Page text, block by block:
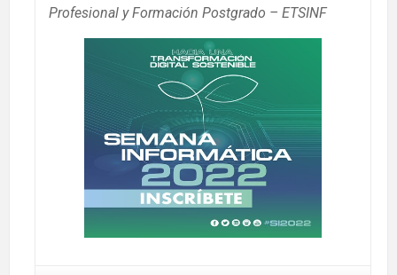
Profesional y Formación Postgrado – ETSINF